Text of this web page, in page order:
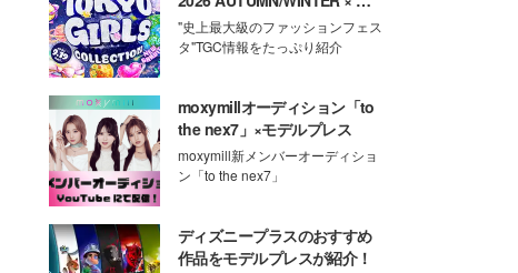
デルプレス
"史上最大級のファッションフェス
タ"TGC情報をたっぷり紹介
moxymillオーディション「to
the nex7」×モデルプレス
moxymill新メンバーオーディショ
ン「to the nex7」
ディズニープラスのおすすめ
作品をモデルプレスが紹介！